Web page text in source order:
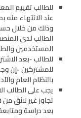
للطالب تقييم
عند الانتهاء منه
وذلك من خلال
الطالب لدى
المستخدمين
للطالب -بعد
للمشتركين -إن
بالنظام العام
يجب على الطالب
تجاوز غير لائق
بعد دراسة ومتابعة